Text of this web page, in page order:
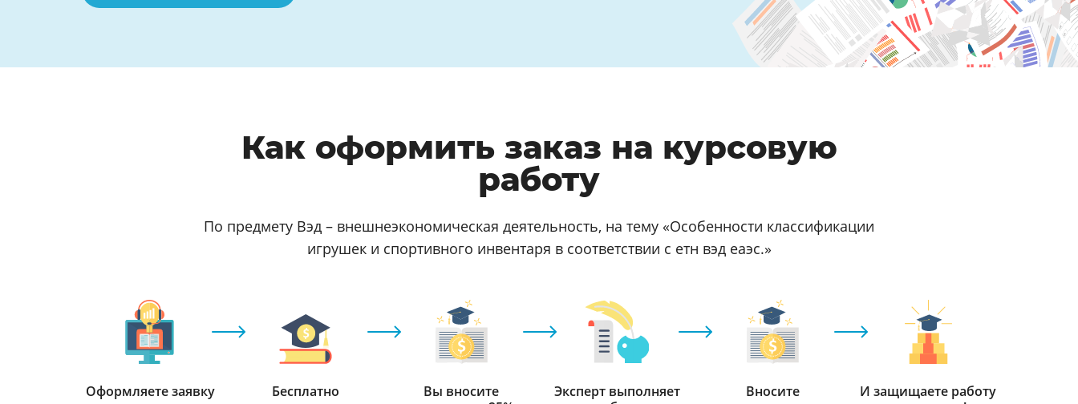
Как оформить заказ на курсовую
работу
По предмету Вэд – внешнеэкономическая деятельность, на тему «Особенности классификации
игрушек и спортивного инвентаря в соответствии с етн вэд еаэс.»
Оформляете заявку
Бесплатно
Вы вносите
Эксперт выполняет
Вносите
И защищаете работу